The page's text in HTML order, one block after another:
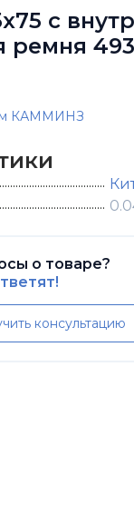
с
ремня
КАММИНЗ
о товаре?
консультацию